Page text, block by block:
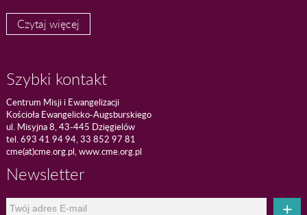
Czytaj więcej
Szybki kontakt
Centrum Misji i Ewangelizacji
Kościoła Ewangelicko-Augsburskiego
ul. Misyjna 8, 43-445 Dzięgielów
tel. 693 41 94 94, 33 852 97 81
cme(at)cme.org.pl, www.cme.org.pl
Newsletter
+